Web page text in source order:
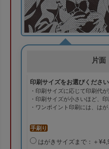
片面
印刷サイズをお選びください
・印刷サイズに応じて印刷代が
・印刷サイズが小さいほど、
・ワンポイント印刷には、は
手刷り
はがきサイズまで：＋